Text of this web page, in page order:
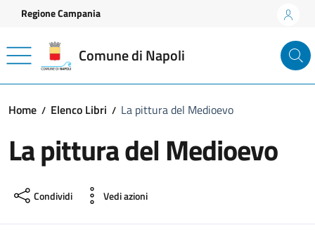
Vai ai contenuti
Vai al footer
Regione Campania
Comune di Napoli
Home Elenco Libri La pittura del Medioevo
La pittura del Medioevo
Condividi Vedi azioni